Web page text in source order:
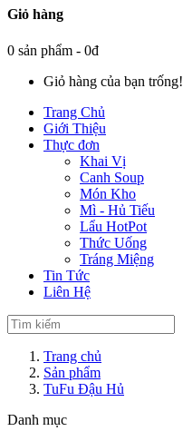
Giỏ hàng
0 sản phẩm - 0đ
Giỏ hàng của bạn trống!
Trang Chủ
Giới Thiệu
Thực đơn
Khai Vị
Canh Soup
Món Kho
Mì - Hủ Tiếu
Lẩu HotPot
Thức Uống
Tráng Miệng
Tin Tức
Liên Hệ
Trang chủ
Sản phẩm
TuFu Đậu Hủ
Danh mục